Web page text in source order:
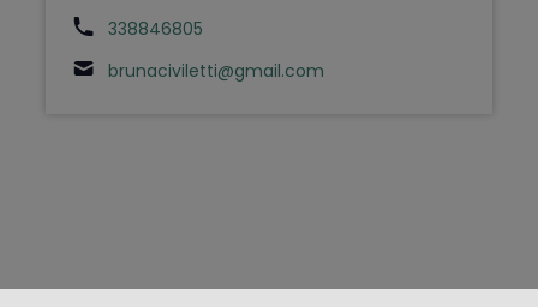
338846805
brunaciviletti@gmail.com